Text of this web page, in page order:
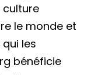
culture
le monde et
les
bénéficie